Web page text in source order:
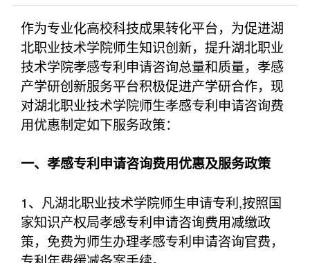
作为专业化高校科技成果转化平台，为促进湖
北职业技术学院师生知识创新，提升湖北职业
技术学院孝感专利申请咨询总量和质量，孝感
产学研创新服务平台积极促进产学研合作，现
对湖北职业技术学院师生孝感专利申请咨询费
用优惠制定如下服务政策：
一、孝感专利申请咨询费用优惠及服务政策
1、凡湖北职业技术学院师生申请专利,按照国
家知识产权局孝感专利申请咨询费用减缴政
策，免费为师生办理孝感专利申请咨询官费，